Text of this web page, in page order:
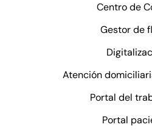
Centro de
Gestor de
Atención
Portal del
Portal